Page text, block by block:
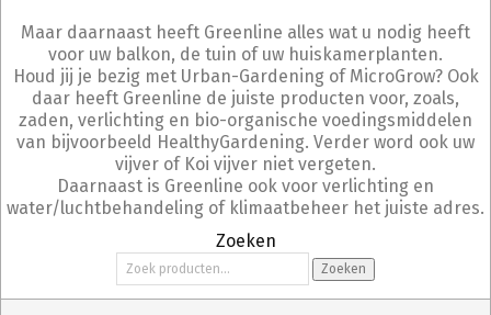
Maar daarnaast heeft Greenline alles wat u nodig heeft
voor uw balkon, de tuin of uw huiskamerplanten.
Houd jij je bezig met Urban-Gardening of MicroGrow? Ook
daar heeft Greenline de juiste producten voor, zoals,
zaden, verlichting en bio-organische voedingsmiddelen
van bijvoorbeeld HealthyGardening. Verder word ook uw
vijver of Koi vijver niet vergeten.
Daarnaast is Greenline ook voor verlichting en
water/luchtbehandeling of klimaatbeheer het juiste adres.
Zoeken
Zoeken
naar:
Zoeken